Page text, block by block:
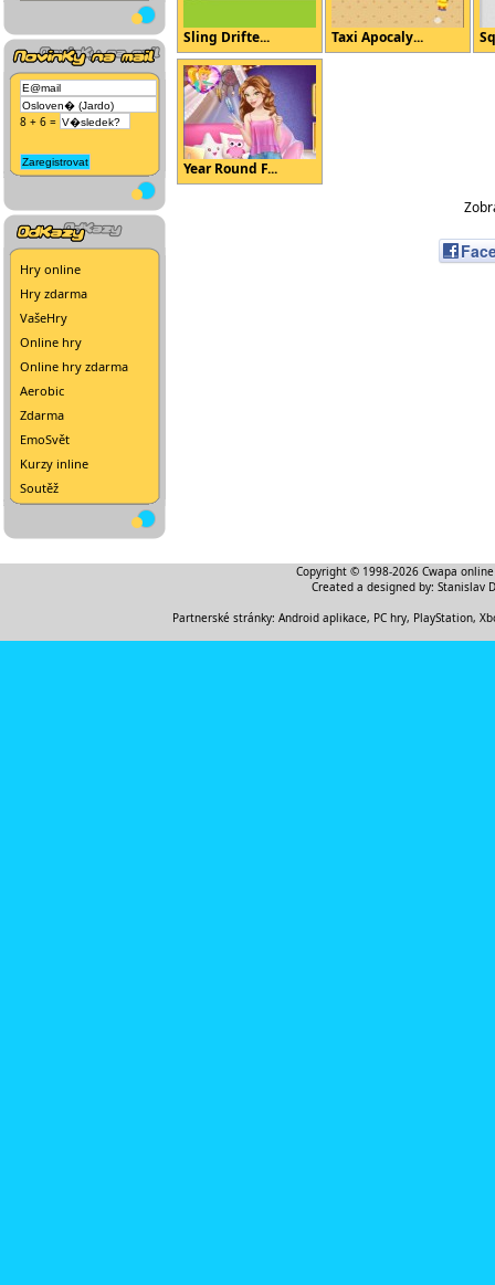
8 + 6 =
Hry online
Hry zdarma
VašeHry
Online hry
Online hry zdarma
Aerobic
Zdarma
EmoSvět
Kurzy inline
Soutěž
Sling Drifte... Taxi Apocaly...
Year Round F...
Copyright © 1998-2026 Cwapa
Created a designed by: Stanislav
Partnerské stránky: Android aplikace, PC hry, PlayStation,